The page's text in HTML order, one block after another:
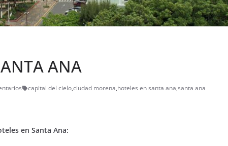
ANA
capital del cielo,ciudad morena,hoteles en santa ana,santa ana
en Santa Ana: